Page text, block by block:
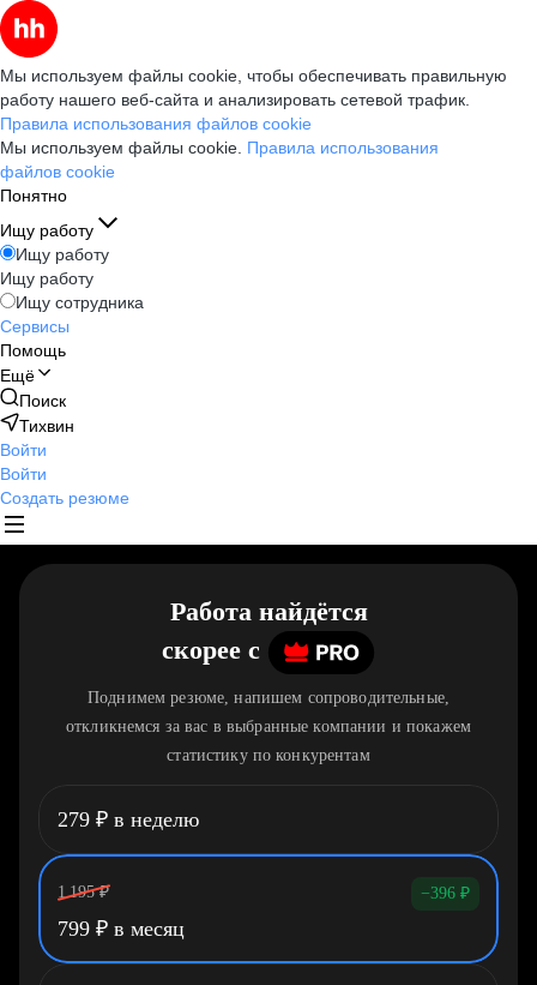
Мы используем файлы cookie, чтобы обеспечивать правильную
работу нашего веб-сайта и анализировать сетевой трафик.
Правила использования файлов cookie
Мы используем файлы cookie. Правила использования
файлов cookie
Понятно
Ищу работу
Ищу работу
Ищу работу
Ищу сотрудника
Сервисы
Помощь
Ещё
Поиск
Тихвин
Войти
Войти
Создать резюме
Работа найдётся
скорее c
Поднимем резюме, напишем сопроводительные,
откликнемся за вас в выбранные компании и покажем
статистику по конкурентам
279 ₽ в неделю
1 195 ₽ −396 ₽
799 ₽ в месяц